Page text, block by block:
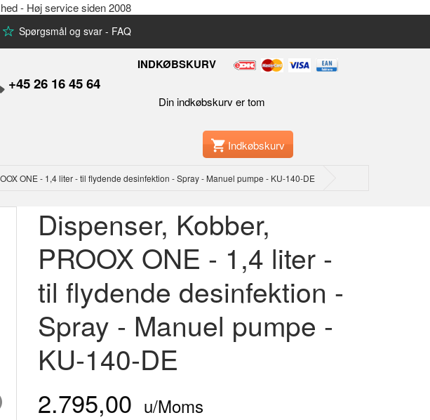
- Høj service siden 2008
Spørgsmål og svar - FAQ
+45 26 16 45 64
INDKØBSKURV
Din indkøbskurv er tom
Indkøbskurv
ONE - 1,4 liter - til flydende desinfektion - Spray - Manuel pumpe - KU-140-DE
Dispenser, Kobber,
PROOX ONE - 1,4 liter -
til flydende desinfektion -
Spray - Manuel pumpe -
KU-140-DE
2.795,00 u/Moms